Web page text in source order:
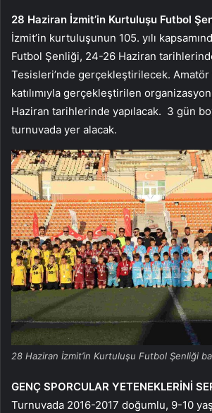
28 Haziran İzmit’in Kurtuluşu Futbol
İzmit’in kurtuluşunun 105. yılı
Futbol Şenliği, 24-26 Haziran
Tesisleri’nde gerçekleştirilecek. Amatör
katılımıyla gerçekleştirilen
Haziran tarihlerinde yapılacak. 3 gün
turnuvada yer alacak.
28 Haziran İzmit’in Kurtuluşu Futbol Şenliği
GENÇ SPORCULAR YETENEKLERİNİ
Turnuvada 2016-2017 doğumlu, 9-10